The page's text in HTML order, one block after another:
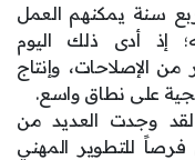
سنة يمكنهم العمل
إذ أدى ذلك اليوم
من الإصلاحات، وإنتاج
على نطاق واسع.
وجدت العديد من
للتطوير المهني